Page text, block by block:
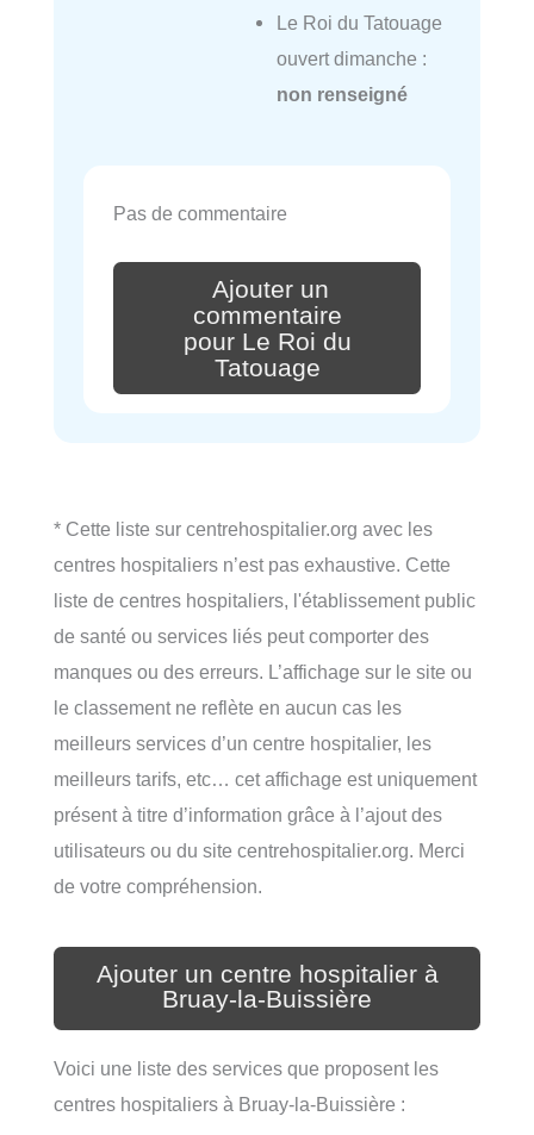
Le Roi du Tatouage
ouvert dimanche :
non renseigné
Pas de commentaire
Ajouter un
commentaire
pour Le Roi du
Tatouage
* Cette liste sur centrehospitalier.org avec les
centres hospitaliers n’est pas exhaustive. Cette
liste de centres hospitaliers, l'établissement public
de santé ou services liés peut comporter des
manques ou des erreurs. L’affichage sur le site ou
le classement ne reflète en aucun cas les
meilleurs services d’un centre hospitalier, les
meilleurs tarifs, etc… cet affichage est uniquement
présent à titre d’information grâce à l’ajout des
utilisateurs ou du site centrehospitalier.org. Merci
de votre compréhension.
Ajouter un centre hospitalier à
Bruay-la-Buissière
Voici une liste des services que proposent les
centres hospitaliers à Bruay-la-Buissière :